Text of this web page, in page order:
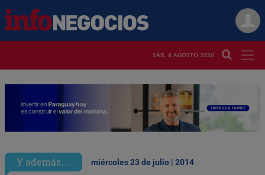
SÁB. 8 AGOSTO 2026
Y además… miércoles 23 de julio | 2014